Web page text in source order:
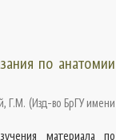
по анатомии
Г.М. (Изд-во БрГУ имени
материала по